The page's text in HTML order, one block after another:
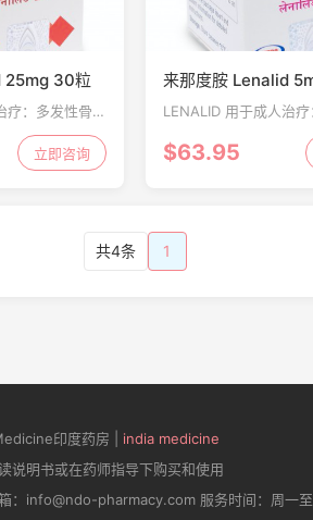
25mg 30粒
疗：多发性骨髓
症（MDS），
）
立即咨询
来那度胺 Lenalid
LENALID 用于成人治疗
瘤，骨髓增生异常综合
套细胞淋巴瘤（MCL）
$63.95
共4条 1
印度药房 | india medicine
说明书或在药师指导下购买和使用
：info@ndo-pharmacy.com 服务时间：周一